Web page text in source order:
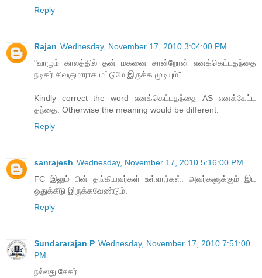
Reply
Rajan Wednesday, November 17, 2010 3:04:00 PM
"வாழும் காலத்தில் தன் மகனை சான்றோன் எனக்கெட்டதந்தை
நடிகர் சிவகுமாராக மட்டுமே இருக்க முடியும்"
Kindly correct the word எனக்கெட்டதந்தை AS எனக்கேட்ட
தந்தை. Otherwise the meaning would be different.
Reply
sanrajesh Wednesday, November 17, 2010 5:16:00 PM
FC இலும் பின் தங்கியவர்கள் உள்ளார்கள். அவர்களுக்கும் இட
ஒதுக்கீடு இருக்கவேண்டும்.
Reply
Sundararajan P Wednesday, November 17, 2010 7:51:00
PM
நல்லது சேகர்.